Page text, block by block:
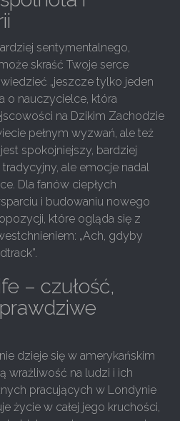
sentymentalnego,
skraść Twoje serce
„jeszcze tylko jeden
o nauczycielce, która
na Dzikim Zachodzie
pełnym wyzwań, ale też
spokojniejszy, bardziej
ale emocje nadal
Dla fanów ciepłych
i budowaniu nowego
które ogląda się z
„Ach, gdyby
– czułość,
nie dzieje się w amerykańskim
wrażliwość na ludzi i ich
pracujących w Londynie
życie w całej jego kruchości,